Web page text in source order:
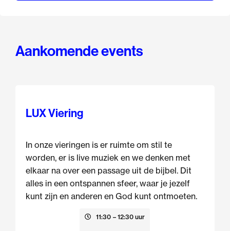
Aankomende events
LUX Viering
In onze vieringen is er ruimte om stil te
worden, er is live muziek en we denken met
elkaar na over een passage uit de bijbel. Dit
alles in een ontspannen sfeer, waar je jezelf
kunt zijn en anderen en God kunt ontmoeten.
11:30 – 12:30 uur